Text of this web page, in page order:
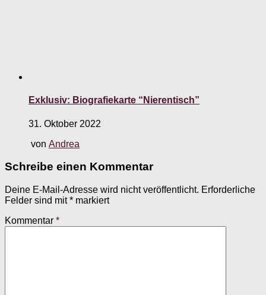
Exklusiv: Biografiekarte “Nierentisch”
31. Oktober 2022
von Andrea
Schreibe einen Kommentar
Deine E-Mail-Adresse wird nicht veröffentlicht. Erforderliche
Felder sind mit* markiert
Kommentar *